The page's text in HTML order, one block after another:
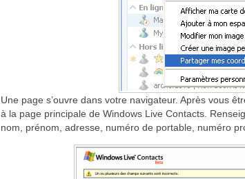
Une page s’ouvre dans votre navigateur. Après vous
à la page principale de Windows Live Contacts.
nom, prénom, adresse, numéro de portable, numéro